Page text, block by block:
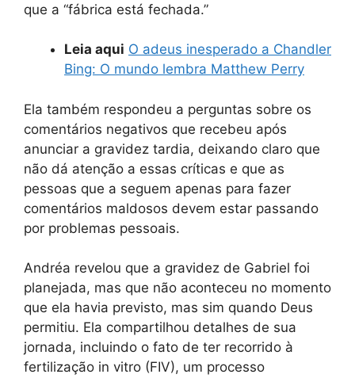
que a “fábrica está fechada.”
Leia aqui O adeus inesperado a Chandler
Bing: O mundo lembra Matthew Perry
Ela também respondeu a perguntas sobre os
comentários negativos que recebeu após
anunciar a gravidez tardia, deixando claro que
não dá atenção a essas críticas e que as
pessoas que a seguem apenas para fazer
comentários maldosos devem estar passando
por problemas pessoais.
Andréa revelou que a gravidez de Gabriel foi
planejada, mas que não aconteceu no momento
que ela havia previsto, mas sim quando Deus
permitiu. Ela compartilhou detalhes de sua
jornada, incluindo o fato de ter recorrido à
fertilização in vitro (FIV), um processo